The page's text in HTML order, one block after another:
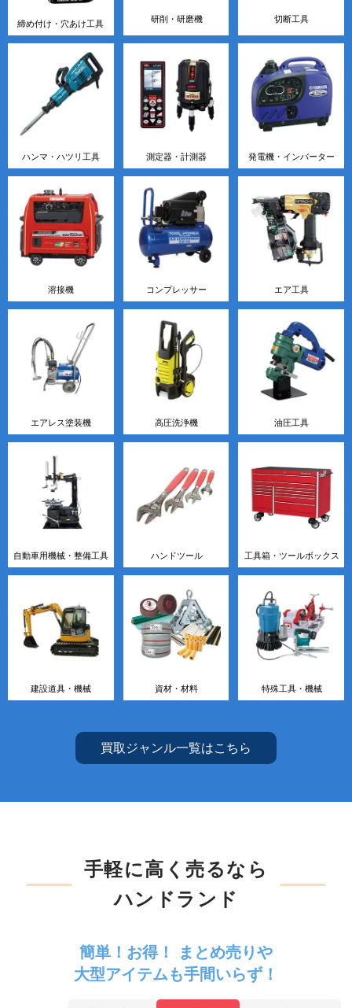
締め付け・穴あけ工具 研削・研磨機 切断工具
ハンマ・ハツリ工具 測定器・計測器 発電機・インバーター
溶接機 コンプレッサー エア工具
エアレス塗装機 高圧洗浄機 油圧工具
自動車用機械・整備工具 ハンドツール 工具箱・ツールボックス
建設道具・機械 資材・材料 特殊工具・機械
買取ジャンル一覧はこちら
手軽に高く売るなら
ハンドランド
簡単！お得！ まとめ売りや
大型アイテムも手間いらず！